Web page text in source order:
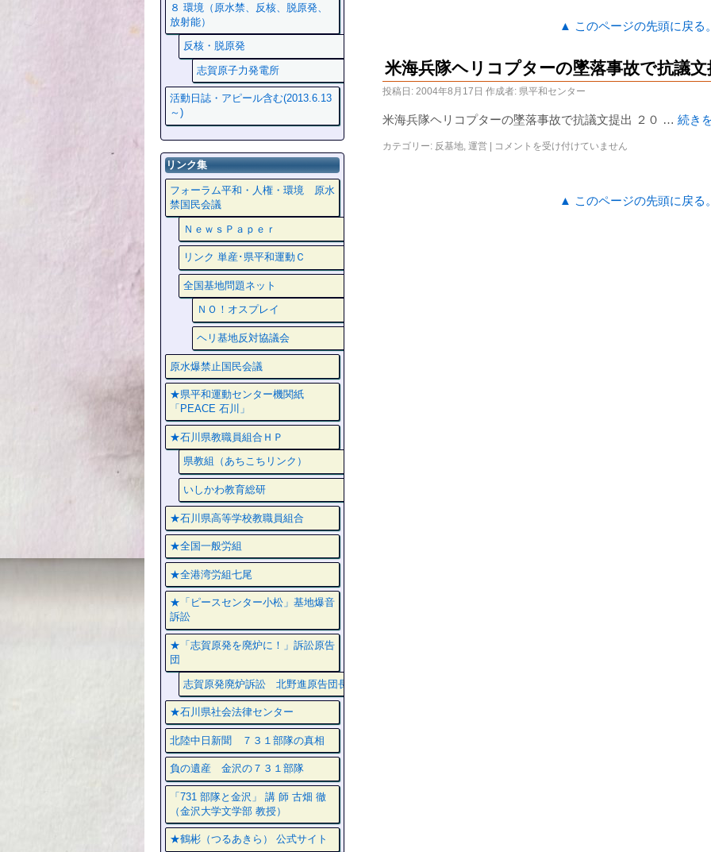
▲ このページの先頭に戻
米海兵隊ヘリコプターの墜落事故で抗議文
投稿日: 2004年8月17日 作成者: 県平和センター
米海兵隊ヘリコプターの墜落事故で抗議文提出 ２０ … 続き
カテゴリー: 反基地, 運営 コメントを受け付けていません
▲ このページの先頭に戻
８ 環境（原水禁、反核、脱原発、
放射能）
反核・脱原発
志賀原子力発電所
活動日誌・アピール含む(2013.6.13
～)
リンク集
フォーラム平和・人権・環境 原水
禁国民会議
ＮｅｗｓＰａｐｅｒ
リンク 単産･県平和運動Ｃ
全国基地問題ネット
ＮＯ！オスプレイ
ヘリ基地反対協議会
原水爆禁止国民会議
★県平和運動センター機関紙
「PEACE 石川」
★石川県教職員組合ＨＰ
県教組（あちこちリンク）
いしかわ教育総研
★石川県高等学校教職員組合
★全国一般労組
★全港湾労組七尾
★「ピースセンター小松」基地爆音
訴訟
★「志賀原発を廃炉に！」訴訟原告
団
志賀原発廃炉訴訟 北野進原告団長
★石川県社会法律センター
北陸中日新聞 ７３１部隊の真相
負の遺産 金沢の７３１部隊
「731 部隊と金沢」 講 師 古畑 徹
（金沢大学文学部 教授）
★鶴彬（つるあきら） 公式サイト